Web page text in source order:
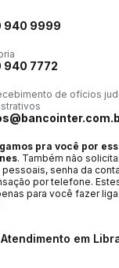
940 9999
940 7772
de ofícios
pra você por
. Também não
senha da
por telefone.
para você fazer
Atendimento em